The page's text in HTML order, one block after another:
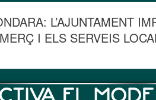
L’AJUNTAMENT
I ELS SERVEIS